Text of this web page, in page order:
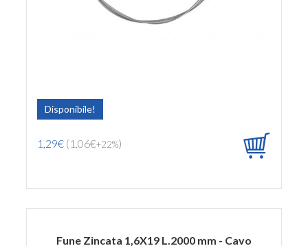
Disponibile!
1,29€ (1,06€+22%)
Fune Zincata 1,6X19 L.2000 mm - Cavo